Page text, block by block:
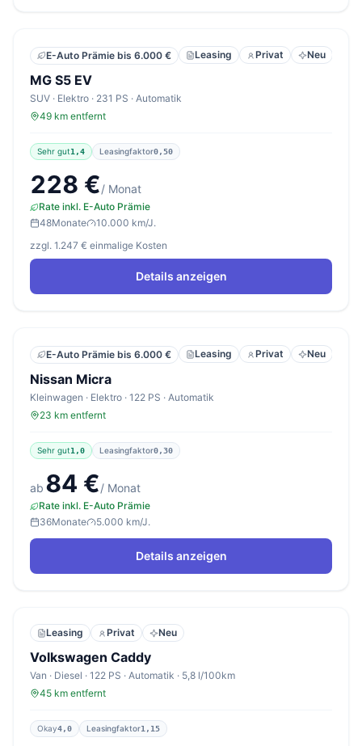
E-Auto Prämie bis 6.000 € Leasing Privat Neu
MG S5 EV
SUV · Elektro · 231 PS · Automatik
49 km entfernt
Sehr gut1,4 Leasingfaktor0,50
228 €/ Monat
Rate inkl. E-Auto Prämie
48Monate
10.000 km/J.
zzgl. 1.247 € einmalige Kosten
Details anzeigen
E-Auto Prämie bis 6.000 € Leasing Privat Neu
Nissan Micra
Kleinwagen · Elektro · 122 PS · Automatik
23 km entfernt
Sehr gut1,0 Leasingfaktor0,30
ab 84 €/ Monat
Rate inkl. E-Auto Prämie
36Monate 5.000 km/J.
Details anzeigen
Leasing Privat Neu
Volkswagen Caddy
Van · Diesel · 122 PS · Automatik · 5,8 l/100km
45 km entfernt
Okay4,0 Leasingfaktor1,15